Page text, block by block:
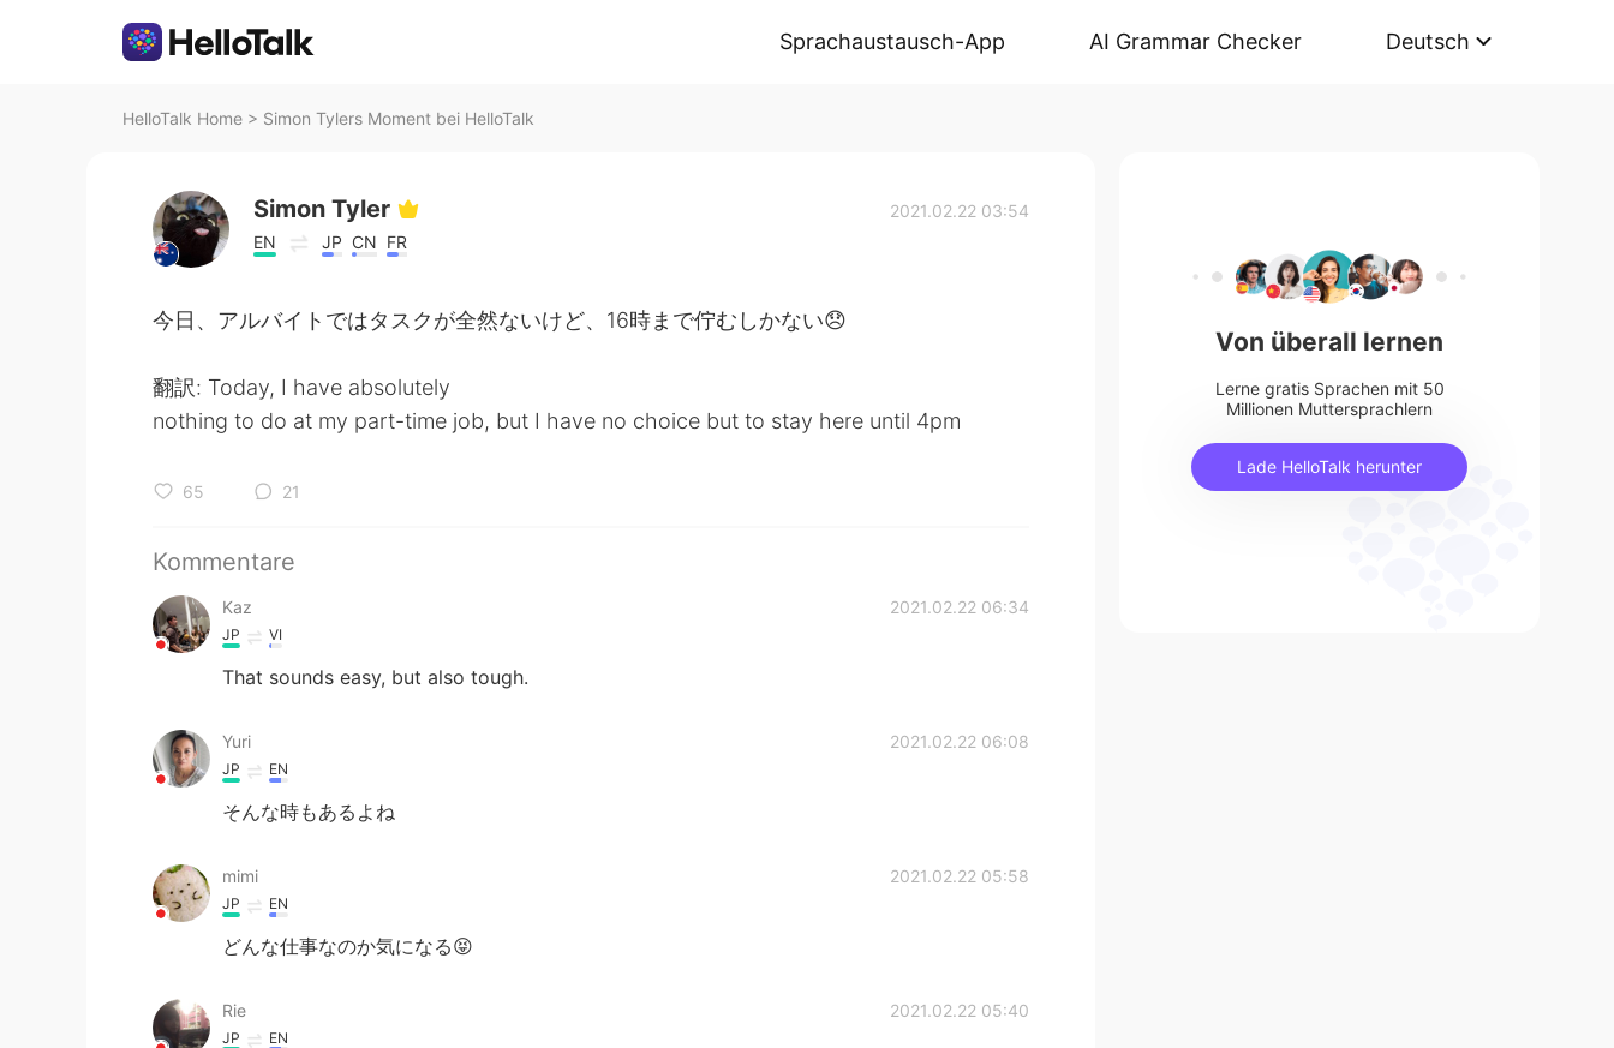
Sprachaustausch-App AI Grammar Checker Deutsch
HelloTalk Home > Simon Tylers Moment bei HelloTalk
Simon Tyler
EN JP CN FR
2021.02.22 03:54
今日、アルバイトではタスクが全然ないけど、16時まで佇むしかない😞
翻訳: Today, I have absolutely
nothing to do at my part-time job, but I have no choice but to stay here until 4pm
65 21
Kommentare
Kaz 2021.02.22 06:34
JP VI
That sounds easy, but also tough.
Yuri 2021.02.22 06:08
JP EN
そんな時もあるよね
mimi 2021.02.22 05:58
JP EN
どんな仕事なのか気になる😝
Rie 2021.02.22 05:40
JP EN
Von überall lernen
Lerne gratis Sprachen mit 50
Millionen Muttersprachlern
Lade HelloTalk herunter